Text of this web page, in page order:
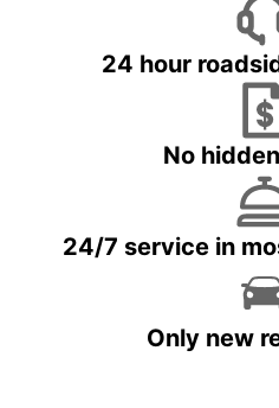
24 hour
No
24/7 service in
Only new